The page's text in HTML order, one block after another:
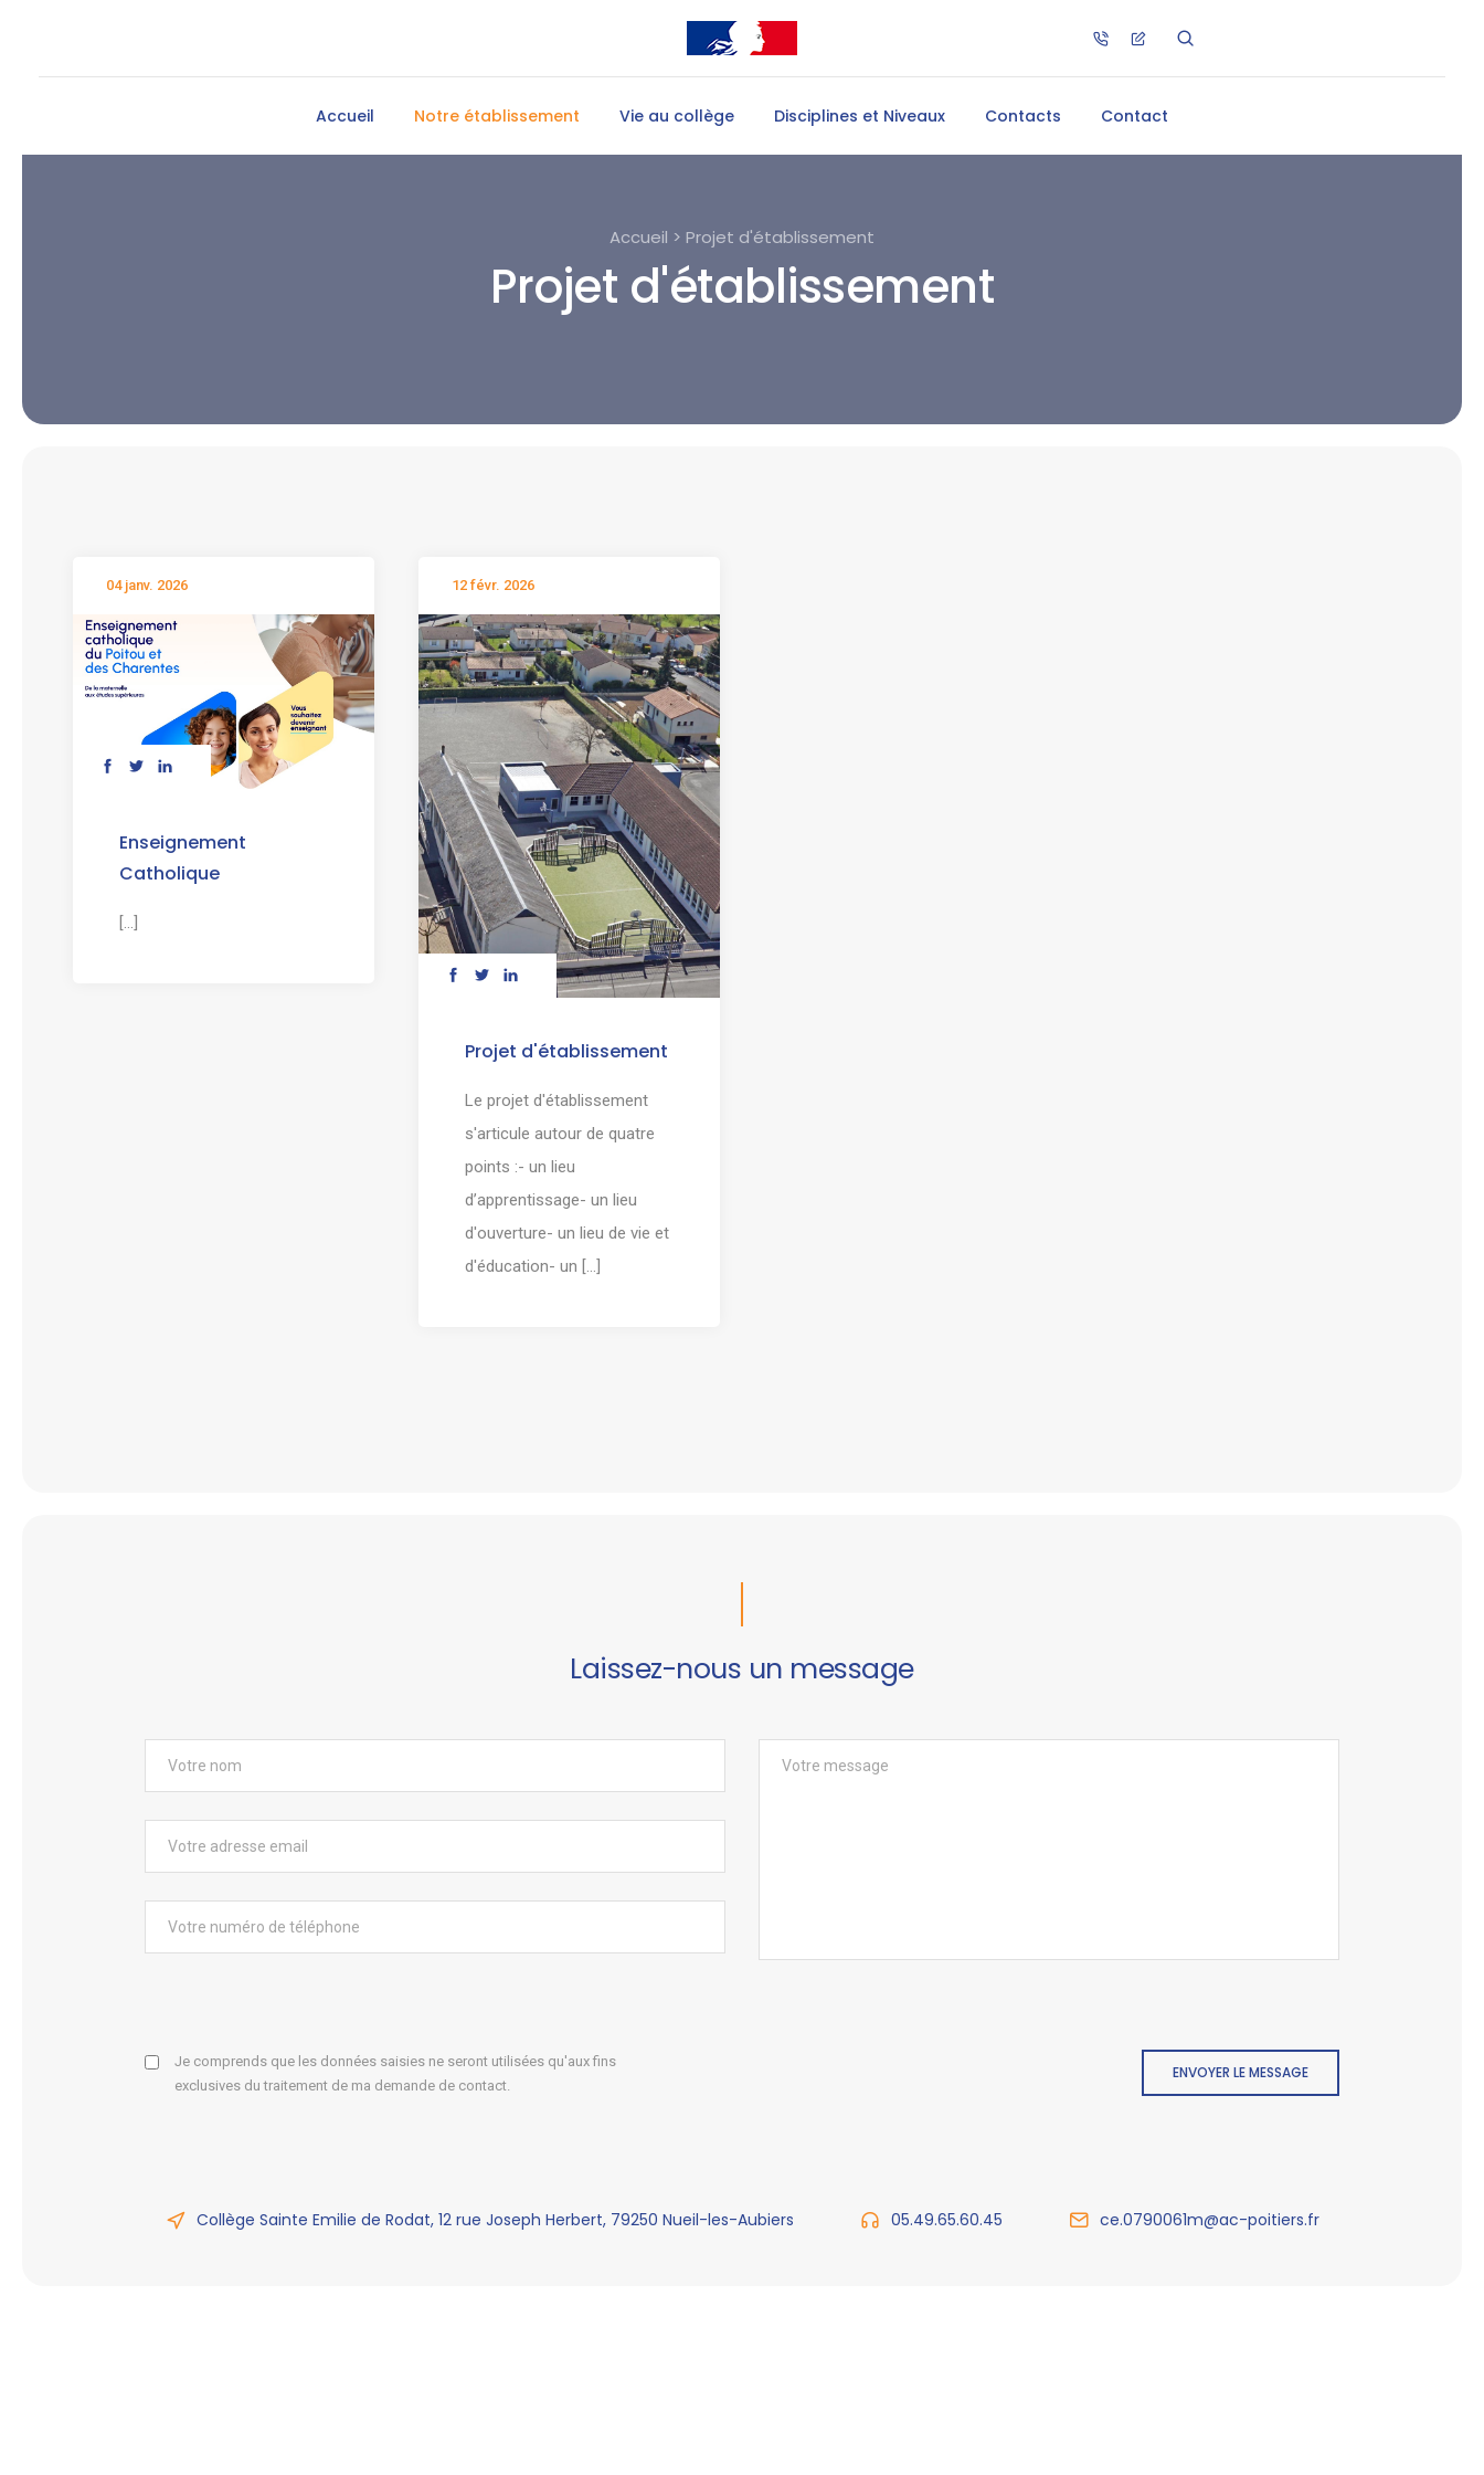
Accueil Notre établissement Vie au collège Disciplines et Niveaux Contacts Contact
Accueil > Projet d'établissement
Projet d'établissement
04 janv. 2026
Enseignement
Catholique
[...]
12 févr. 2026
Projet d'établissement
Le projet d'établissement
s'articule autour de quatre
points :- un lieu
d’apprentissage- un lieu
d'ouverture- un lieu de vie et
d'éducation- un [...]
Laissez-nous un message
Je comprends que les données saisies ne seront utilisées qu'aux fins
exclusives du traitement de ma demande de contact.
ENVOYER LE MESSAGE
Collège Sainte Emilie de Rodat, 12 rue Joseph Herbert, 79250 Nueil-les-Aubiers 05.49.65.60.45 ce.0790061m@ac-poitiers.fr